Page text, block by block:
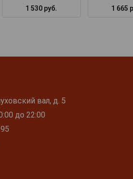
1 530 руб.
1 665
вал, д. 5
до 22:00